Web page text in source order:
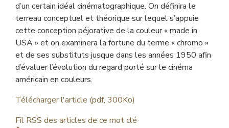
d’un certain idéal cinématographique. On définira le
terreau conceptuel et théorique sur lequel s’appuie
cette conception péjorative de la couleur « made in
USA » et on examinera la fortune du terme « chromo »
et de ses substituts jusque dans les années 1950 afin
d’évaluer l’évolution du regard porté sur le cinéma
américain en couleurs.
Télécharger l'article (pdf, 300Ko)
Fil RSS des articles de ce mot clé